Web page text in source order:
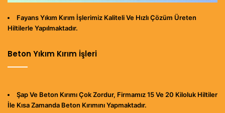
Fayans Yıkım Kırım İşlerimiz Kaliteli Ve Hızlı Çözüm Üreten
Hiltilerle Yapılmaktadır.
Beton Yıkım Kırım İşleri
Şap Ve Beton Kırımı Çok Zordur, Firmamız 15 Ve 20 Kiloluk Hiltiler
İle Kısa Zamanda Beton Kırımını Yapmaktadır.